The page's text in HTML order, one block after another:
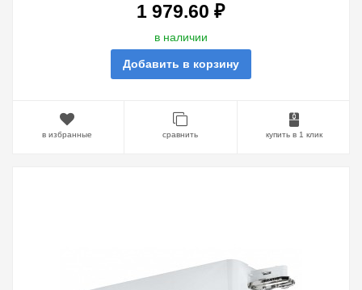
1 979.60 ₽
в наличии
Добавить в корзину
в избранные сравнить купить в 1 клик